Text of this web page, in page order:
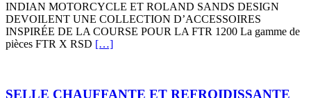
INDIAN MOTORCYCLE ET ROLAND SANDS DESIGN
DEVOILENT UNE COLLECTION D’ACCESSOIRES
INSPIRÉE DE LA COURSE POUR LA FTR 1200 La gamme de
pièces FTR X RSD […]
SELLE CHAUFFANTE ET REFROIDISSANTE